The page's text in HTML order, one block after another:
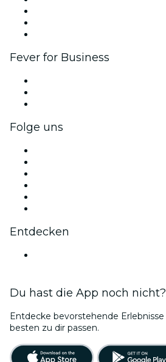
Fever for Business
Folge uns
Entdecken
Du hast die App noch nicht?
Entdecke bevorstehende
besten zu dir passen.